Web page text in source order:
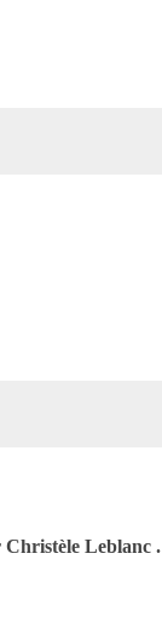
Christèle Leblanc .